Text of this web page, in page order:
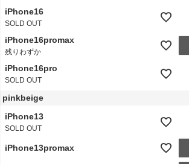
iPhone16
SOLD OUT
iPhone16promax
残りわずか
iPhone16pro
SOLD OUT
pinkbeige
iPhone13
SOLD OUT
iPhone13promax